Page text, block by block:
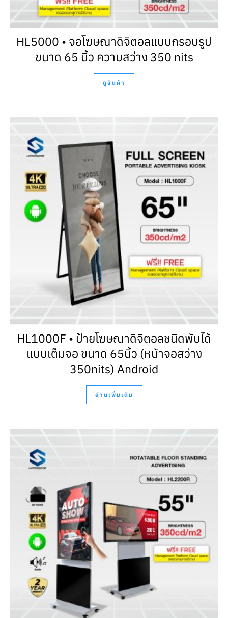
HL5000 • จอโฆษณาดิจิตอลแบบกรอบรูป
ขนาด 65 นิ้ว ความสว่าง 350 nits
ดูสินค้า
HL1000F • ป้ายโฆษณาดิจิตอลชนิดพับได้
แบบเต็มจอ ขนาด 65นิ้ว (หน้าจอสว่าง
350nits) Android
อ่านเพิ่มเติม